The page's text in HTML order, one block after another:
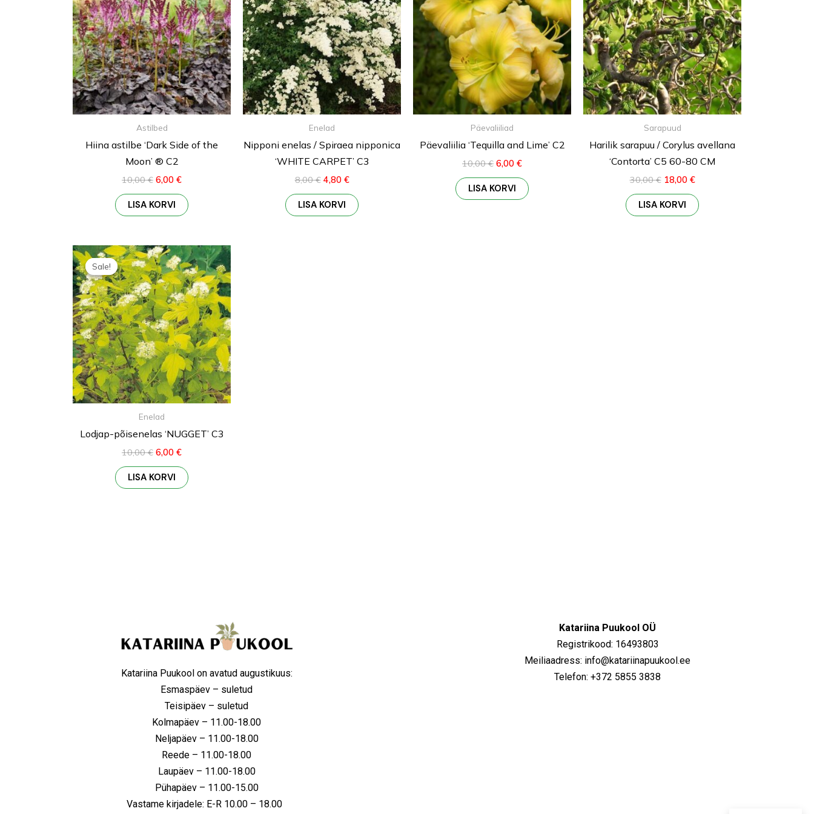
Astilbed
Hiina astilbe ‘Dark Side of the
Moon’ ® C2
10,00€ 6,00 €
LISA KORVI
Enelad
Nipponi enelas / Spiraea nipponica
‘WHITE CARPET’ C3
8,00€ 4,80 €
LISA KORVI
Päevaliiliad
Päevaliilia ‘Tequilla and Lime’ C2
10,00€ 6,00 €
LISA KORVI
Sarapuud
Harilik sarapuu / Corylus avellana
‘Contorta’ C5 60-80 CM
30,00€ 18,00 €
LISA KORVI
Sale!
Sale!
Enelad
Lodjap-põisenelas ‘NUGGET’ C3
10,00€
Algne
hind
oli:
10,00 €.
6,00 €
Praegune
hind
on:
6,00 €.
LISA KORVI
Katariina Puukool on avatud augustikuus:
Esmaspäev – suletud
Teisipäev – suletud
Kolmapäev – 11.00-18.00
Neljapäev – 11.00-18.00
Reede – 11.00-18.00
Laupäev – 11.00-18.00
Pühapäev – 11.00-15.00
Vastame kirjadele: E-R 10.00 – 18.00
Katariina Puukool OÜ
Registrikood: 16493803
Meiliaadress: info@katariinapuukool.ee
Telefon: +372 5855 3838